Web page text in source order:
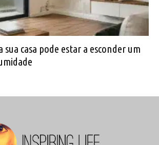
sua casa pode estar a esconder um